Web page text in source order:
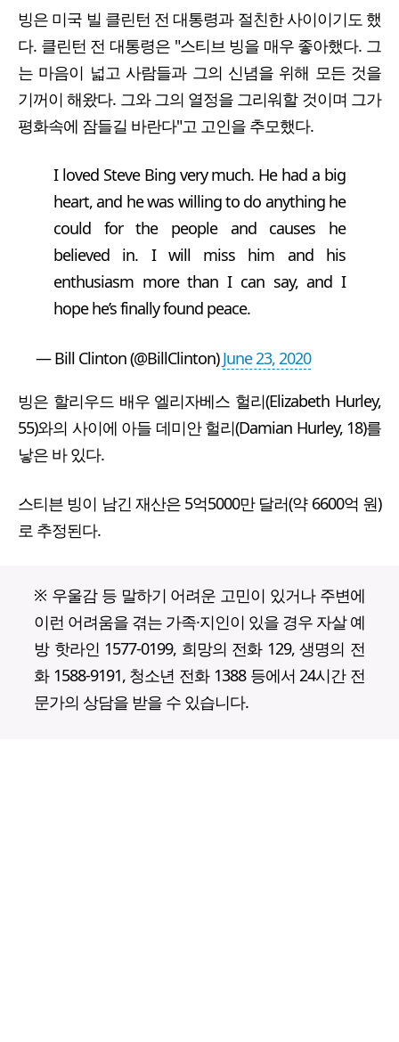
빙은 미국 빌 클린턴 전 대통령과 절친한 사이이기도 했
다. 클린턴 전 대통령은 "스티브 빙을 매우 좋아했다. 그
는 마음이 넓고 사람들과 그의 신념을 위해 모든 것을
기꺼이 해왔다. 그와 그의 열정을 그리워할 것이며 그가
평화속에 잠들길 바란다"고 고인을 추모했다.
I loved Steve Bing very much. He had a big
heart, and he was willing to do anything he
could for the people and causes he
believed in. I will miss him and his
enthusiasm more than I can say, and I
hope he’s finally found peace.
— Bill Clinton (@BillClinton)June 23, 2020
빙은 할리우드 배우 엘리자베스 헐리(Elizabeth Hurley,
55)와의 사이에 아들 데미안 헐리(Damian Hurley, 18)를
낳은 바 있다.
스티븐 빙이 남긴 재산은 5억5000만 달러(약 6600억 원)
로 추정된다.
※ 우울감 등 말하기 어려운 고민이 있거나 주변에
이런 어려움을 겪는 가족·지인이 있을 경우 자살 예
방 핫라인 1577-0199, 희망의 전화 129, 생명의 전
화 1588-9191, 청소년 전화 1388 등에서 24시간 전
문가의 상담을 받을 수 있습니다.